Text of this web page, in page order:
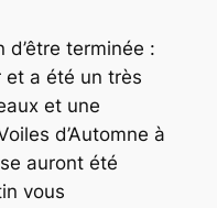
d’être terminée :
a été un très
et une
d’Automne à
auront été
vous